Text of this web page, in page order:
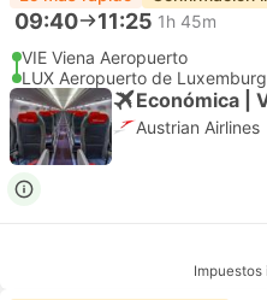
09:40 11:25 1h 45m
VIE Viena Aeropuerto
LUX Aeropuerto de
Económica |
Austrian Airlines